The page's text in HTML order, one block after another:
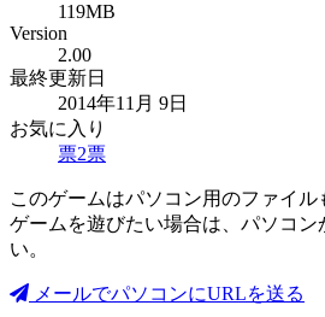
119MB
Version
2.00
最終更新日
2014年11月 9日
お気に入り
票2票
このゲームはパソコン用のファイル
ゲームを遊びたい場合は、パソコン
い。
メールでパソコンにURLを送る